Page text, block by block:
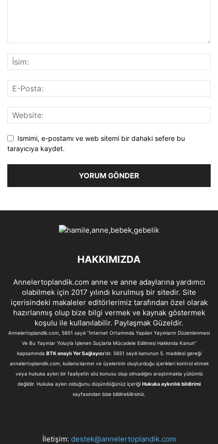
Ismimi, e-postamı ve web sitemi bir dahaki sefere bu
tarayıcıya kaydet.
HAKKIMIZDA
Annelertoplandik.com anne ve anne adaylarına yardımcı
olabilmek için 2017 yılındı kurulmuş bir sitedir. Site
içerisindeki makaleler editörlerimiz tarafından özel olarak
hazırlanmış olup bize bilgi vermek ve kaynak göstermek
koşulu ile kullanılabilir. Paylaşmak Güzeldir.
Annelertoplandik.com, 5651 sayılı “İnternet Ortamında Yapılan Yayınların Düzenlenmesi
Ve Bu Yayınlar Yoluyla İşlenen Suçlarla Mücadele Edilmesi Hakkında Kanun”
kapsamında BTK onaylı Yer Sağlayıcı'dır. 5651 sayılı kanunun 5. maddesi gereği
annelertoplandik.com, kullanıcılarının ve üyelerinin oluşturduğu içerikleri kontrol etmek
veya hukuka aykırı bir faaliyetin söz konusu olup olmadığını araştırmakla yükümlü
değildir. Hukuka aykırı olduğunu düşündüğünüz içeriği Hukuka aykırılık bildirimi
sayfasından bize bildirebilirsiniz.
İletişim: destek@annelertoplandik.com